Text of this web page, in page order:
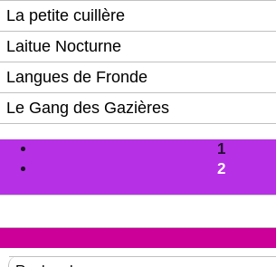
La petite cuillère
Laitue Nocturne
Langues de Fronde
Le Gang des Gazières
1
2